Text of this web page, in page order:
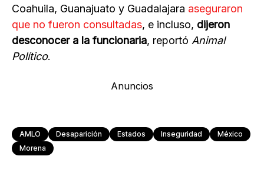
Coahuila, Guanajuato y Guadalajara aseguraron
que no fueron consultadas, e incluso, dijeron
desconocer a la funcionaria, reportó Animal
Político.
Anuncios
AMLO Desaparición Estados Inseguridad
México
Morena